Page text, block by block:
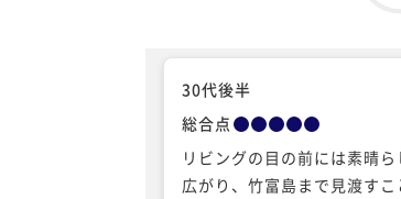
30代後半
総合点
リビングの目の前には素晴
広がり、竹富島まで見渡す